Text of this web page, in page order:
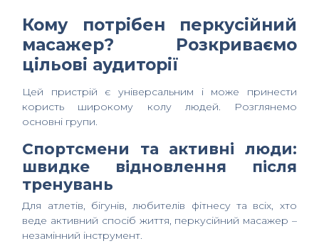
Кому потрібен перкусійний
масажер? Розкриваємо
цільові аудиторії
Цей пристрій є універсальним і може принести
користь широкому колу людей. Розглянемо
основні групи.
Спортсмени та активні люди:
швидке відновлення після
тренувань
Для атлетів, бігунів, любителів фітнесу та всіх, хто
веде активний спосіб життя, перкусійний масажер –
незамінний інструмент.